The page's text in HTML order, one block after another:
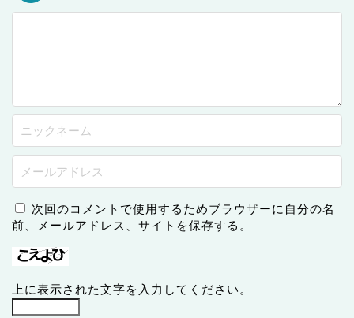
次回のコメントで使用するためブラウザーに自分の名
前、メールアドレス、サイトを保存する。
上に表示された文字を入力してください。